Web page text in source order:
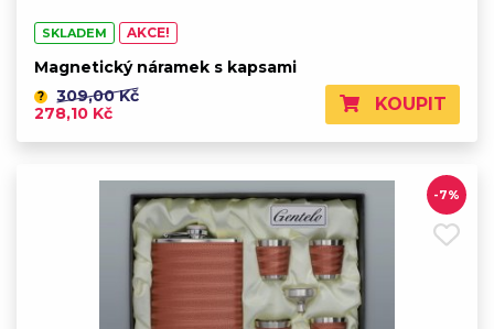
SKLADEM AKCE!
Magnetický náramek s kapsami
?
309,00 Kč
278,10 Kč
KOUPIT
-7%